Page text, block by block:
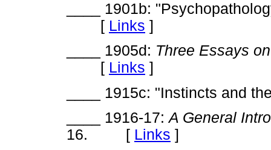
____ 1901b:
[ Links ]
____ 1905d: Three Essays
[ Links ]
____ 1915c: "Instincts
____ 1916-17:A General
16. [ Links ]